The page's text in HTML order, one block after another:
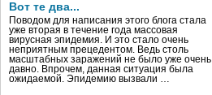
Вот те два...
Поводом для написания этого блога стала
уже вторая в течение года массовая
вирусная эпидемия. И это стало очень
неприятным прецедентом. Ведь столь
масштабных заражений не было уже очень
давно. Впрочем, данная ситуация была
ожидаемой. Эпидемию вызвали …